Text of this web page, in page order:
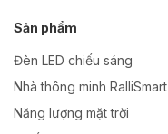
Sản phẩm
Đèn LED chiếu sáng
Nhà thông minh RalliSmart
Năng lượng mặt trời